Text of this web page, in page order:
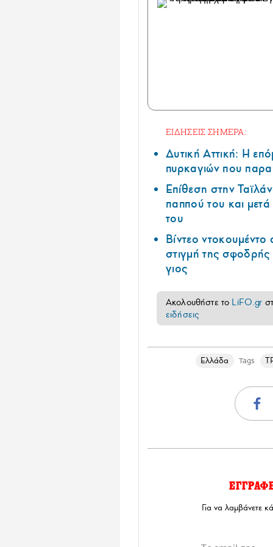
ΕΙΔΗΣΕΙΣ ΣΗΜΕΡΑ:
Δυτική Αττική: Η
πυρκαγιών που
Επίθεση στην
παππού του και
του
Βίντεο
στιγμή της
γιος
Ακολουθήστε το LiFO.gr
ειδήσεις
Ελλάδα Tags
Για να λαμβάνετε